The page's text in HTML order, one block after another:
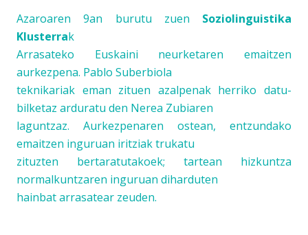
Azaroaren 9an burutu zuen Soziolinguistika
Klusterrak
Arrasateko Euskaini neurketaren emaitzen
aurkezpena. Pablo Suberbiola
teknikariak eman zituen azalpenak herriko datu-
bilketaz arduratu den Nerea Zubiaren
laguntzaz. Aurkezpenaren ostean, entzundako
emaitzen inguruan iritziak trukatu
zituzten bertaratutakoek; tartean hizkuntza
normalkuntzaren inguruan diharduten
hainbat arrasatear zeuden.